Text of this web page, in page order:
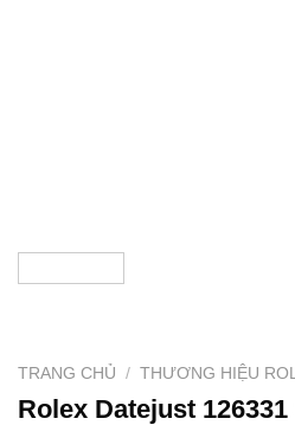
TRANG CHỦ / THƯƠNG HIỆU
Rolex Datejust